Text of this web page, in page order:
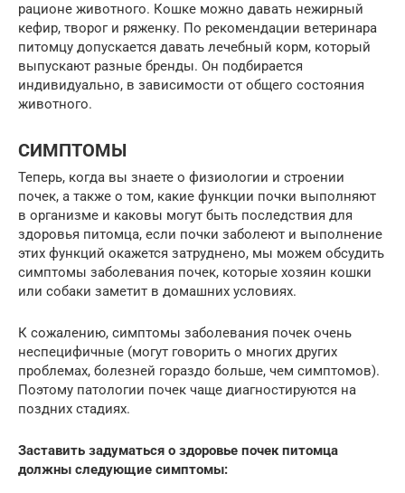
рационе животного. Кошке можно давать нежирный
кефир, творог и ряженку. По рекомендации ветеринара
питомцу допускается давать лечебный корм, который
выпускают разные бренды. Он подбирается
индивидуально, в зависимости от общего состояния
животного.
СИМПТОМЫ
Теперь, когда вы знаете о физиологии и строении
почек, а также о том, какие функции почки выполняют
в организме и каковы могут быть последствия для
здоровья питомца, если почки заболеют и выполнение
этих функций окажется затруднено, мы можем обсудить
симптомы заболевания почек, которые хозяин кошки
или собаки заметит в домашних условиях.
К сожалению, симптомы заболевания почек очень
неспецифичные (могут говорить о многих других
проблемах, болезней гораздо больше, чем симптомов).
Поэтому патологии почек чаще диагностируются на
поздних стадиях.
Заставить задуматься о здоровье почек питомца
должны следующие симптомы: